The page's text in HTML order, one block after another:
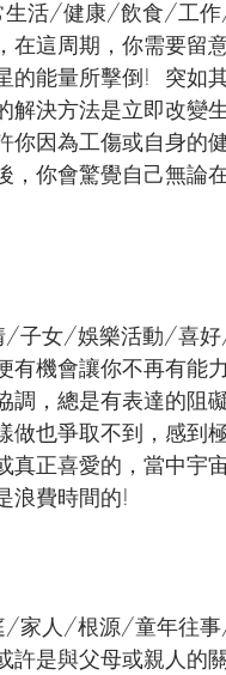
生活/健康/飲食/工
這周期，你需要留
的能量所擊倒!  突如
決方法是立即改變
因為工傷或自身的
你會驚覺自己無論
/子女/娛樂活動/喜
機會讓你不再有能
，總是有表達的阻
做也爭取不到，感到
正喜愛的，當中宇
浪費時間的!
/家人/根源/童年往
許是與父母或親人的